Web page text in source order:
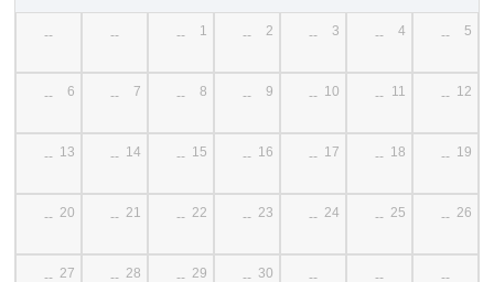
-- -- -- 1 -- 2 -- 3 -- 4 -- 5
-- 6 -- 7 -- 8 -- 9 -- 10 -- 11 -- 12
-- 13 -- 14 -- 15 -- 16 -- 17 -- 18 -- 19
-- 20 -- 21 -- 22 -- 23 -- 24 -- 25 -- 26
-- 27 -- 28 -- 29 -- 30 -- -- --